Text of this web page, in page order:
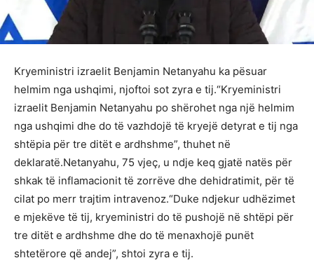
Kryeministri izraelit Benjamin Netanyahu ka pësuar
helmim nga ushqimi, njoftoi sot zyra e tij.“Kryeministri
izraelit Benjamin Netanyahu po shërohet nga një helmim
nga ushqimi dhe do të vazhdojë të kryejë detyrat e tij nga
shtëpia për tre ditët e ardhshme”, thuhet në
deklaratë.Netanyahu, 75 vjeç, u ndje keq gjatë natës për
shkak të inflamacionit të zorrëve dhe dehidratimit, për të
cilat po merr trajtim intravenoz.“Duke ndjekur udhëzimet
e mjekëve të tij, kryeministri do të pushojë në shtëpi për
tre ditët e ardhshme dhe do të menaxhojë punët
shtetërore që andej”, shtoi zyra e tij.